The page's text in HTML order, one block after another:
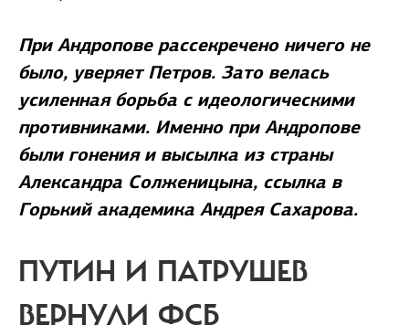
При Андропове рассекречено ничего не
было, уверяет Петров. Зато велась
усиленная борьба с идеологическими
противниками. Именно при Андропове
были гонения и высылка из страны
Александра Солженицына, ссылка в
Горький академика Андрея Сахарова.
ПУТИН И ПАТРУШЕВ
ВЕРНУЛИ ФСБ